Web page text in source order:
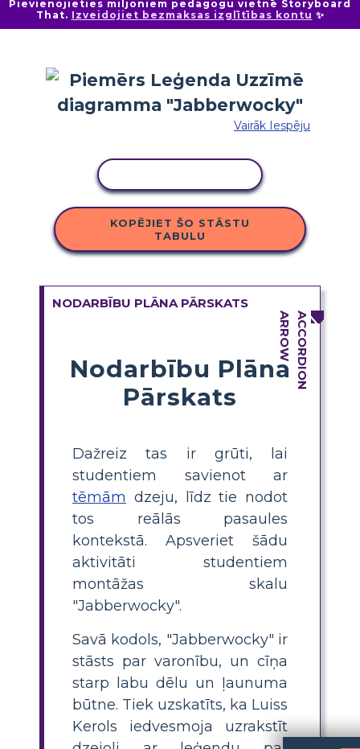
Pievienojieties miljoniem pedagogu vietnē Storyboard
That. Izveidojiet bezmaksas izglītības kontu ✨
Vairāk Iespēju
KOPĒJIET ŠO STĀSTU
TABULU
NODARBĪBU PLĀNA PĀRSKATS
Nodarbību Plāna
Pārskats
Dažreiz tas ir grūti, lai
studentiem savienot ar
tēmām dzeju, līdz tie nodot
tos reālās pasaules
kontekstā. Apsveriet šādu
aktivitāti studentiem
montāžas skalu
"Jabberwocky".
Savā kodols, "Jabberwocky" ir
stāsts par varonību, un cīņa
starp labu dēlu un ļaunuma
būtne. Tiek uzskatīts, ka Luiss
Kerols iedvesmoja uzrakstīt